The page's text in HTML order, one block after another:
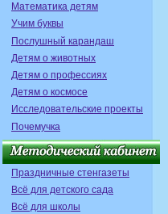
Математика детям
Учим буквы
Послушный карандаш
Детям о животных
Детям о профессиях
Детям о космосе
Исследовательские проекты
Почемучка
Праздничные стенгазеты
Всё для детского сада
Всё для школы